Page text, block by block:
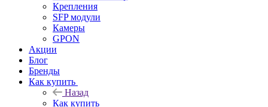
Крепления
SFP модули
Камеры
GPON
Акции
Блог
Бренды
Как купить
Назад
Как купить